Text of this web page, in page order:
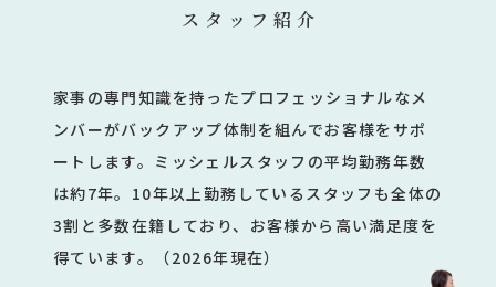
スタッフ紹介
家事の専門知識を持ったプロフェッショナルなメ
ンバーがバックアップ体制を組んでお客様をサポ
ートします。ミッシェルスタッフの平均勤務年数
は約7年。10年以上勤務しているスタッフも全体の
3割と多数在籍しており、お客様から高い満足度を
得ています。（2026年現在）